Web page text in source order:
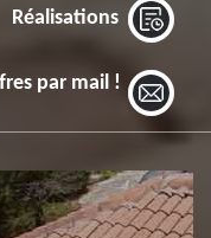
Réalisations
par mail !